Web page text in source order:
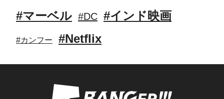
#マーベル #DC #インド映画
#カンフー #Netflix